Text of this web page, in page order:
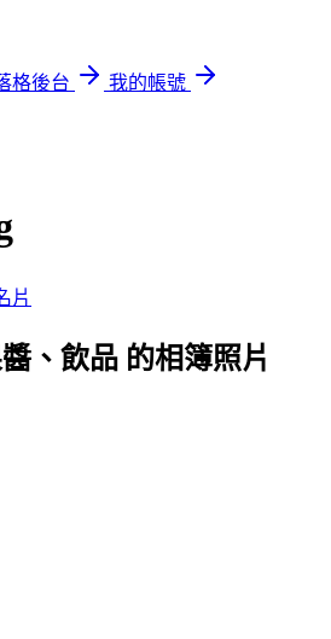
格後台
我的帳號
片
、飲品 的相簿照片